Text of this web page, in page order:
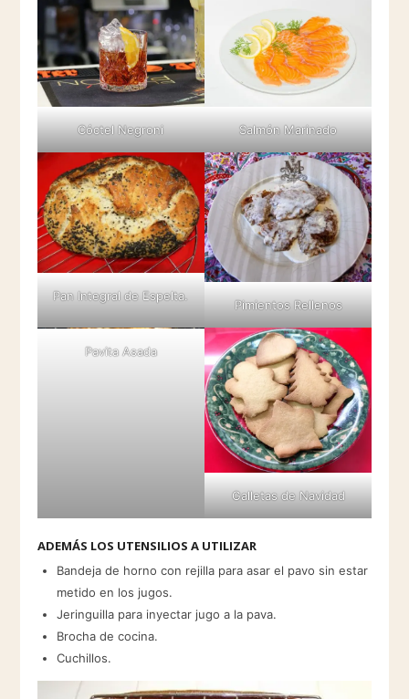
Cóctel Negroni Salmón Marinado
Pan Integral de Espelta.
Pimientos Rellenos
Pavita Asada
Galletas de Navidad
ADEMÁS LOS UTENSILIOS A UTILIZAR
Bandeja de horno con rejilla para asar el pavo sin estar
metido en los jugos.
Jeringuilla para inyectar jugo a la pava.
Brocha de cocina.
Cuchillos.